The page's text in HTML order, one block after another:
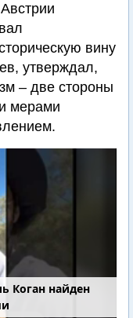
вину
утверждал,
– две стороны
мерами
Коган найден